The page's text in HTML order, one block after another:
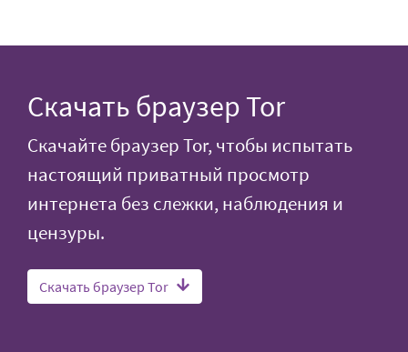
Скачать браузер Tor
Скачайте браузер Tor, чтобы испытать
настоящий приватный просмотр
интернета без слежки, наблюдения и
цензуры.
Скачать браузер Tor